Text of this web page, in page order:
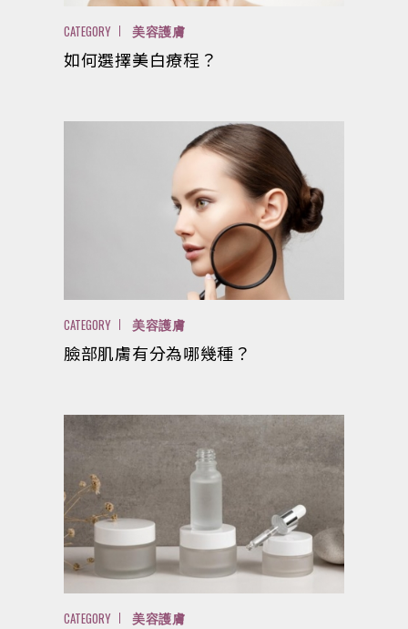
CATEGORY 美容護膚
如何選擇美白療程？
CATEGORY 美容護膚
臉部肌膚有分為哪幾種？
CATEGORY 美容護膚